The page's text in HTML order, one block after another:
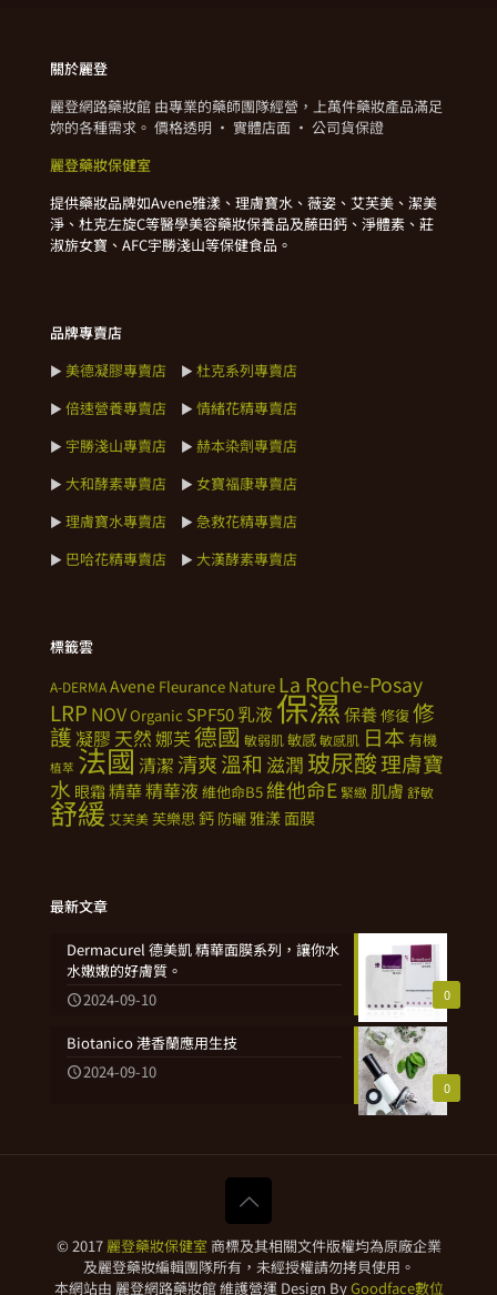
關於麗登
麗登網路藥妝館 由專業的藥師團隊經營，上萬件藥妝產品滿足
妳的各種需求。 價格透明 · 實體店面 · 公司貨保證
麗登藥妝保健室
提供藥妝品牌如Avene雅漾、理膚寶水、薇姿、艾芙美、潔美
淨、杜克左旋C等醫學美容藥妝保養品及藤田鈣、淨體素、莊
淑旂女寶、AFC宇勝淺山等保健食品。
品牌專賣店
► 美德凝膠專賣店 ► 杜克系列專賣店
► 倍速營養專賣店 ► 情緒花精專賣店
► 宇勝淺山專賣店 ► 赫本染劑專賣店
► 大和酵素專賣店 ► 女寶福康專賣店
► 理膚寶水專賣店 ► 急救花精專賣店
► 巴哈花精專賣店 ► 大漢酵素專賣店
標籤雲
A-DERMAAvene Fleurance Nature La Roche-Posay
LRP NOVOrganic SPF50乳液 保濕保養修復修
護凝膠 天然娜芙德國 敏弱肌敏感敏感肌 日本 有機
植萃 法國清潔 清爽溫和 滋潤 玻尿酸理膚寶
水 眼霜 精華精華液 維他命B5 維他命E 緊緻 肌膚 舒敏
舒緩 艾芙美芙樂思鈣 防曬雅漾面膜
最新文章
0
Dermacurel 德美凱 精華面膜系列，讓你水
水嫩嫩的好膚質。
2024-09-10
0
Biotanico 港香蘭應用生技
2024-09-10
© 2017 麗登藥妝保健室 商標及其相關文件版權均為原廠企業
及麗登藥妝編輯團隊所有，未經授權請勿拷貝使用。
本網站由 麗登網路藥妝館 維護營運 Design ByGoodface數位